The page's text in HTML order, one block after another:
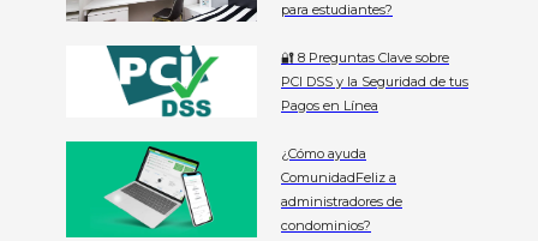
para estudiantes?
🔐 8 Preguntas Clave sobre
PCI DSS y la Seguridad de tus
Pagos en Línea
¿Cómo ayuda
ComunidadFeliz a
administradores de
condominios?